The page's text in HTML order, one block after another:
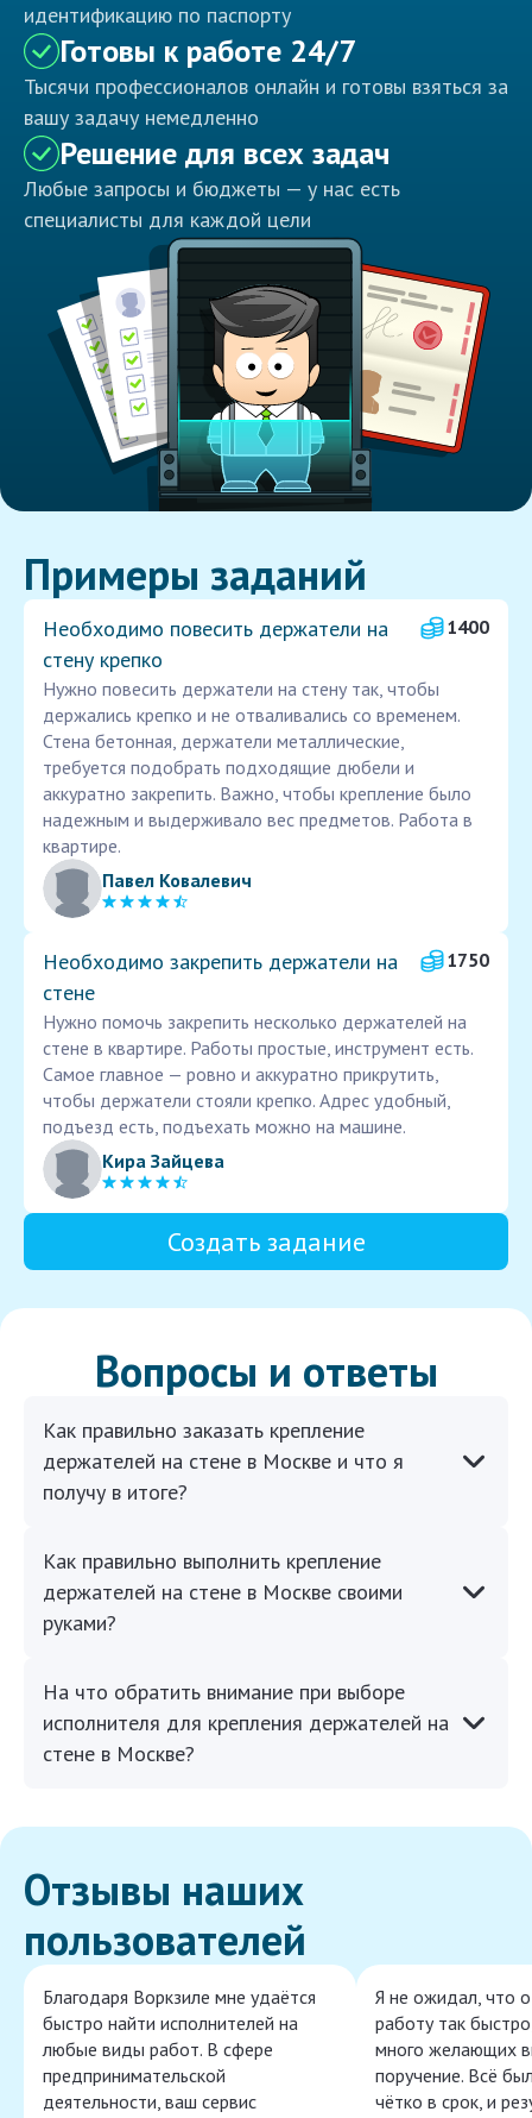
идентификацию по паспорту
Готовы к работе 24/7
Тысячи профессионалов онлайн и готовы взяться за
вашу задачу немедленно
Решение для всех задач
Любые запросы и бюджеты — у нас есть
специалисты для каждой цели
Примеры заданий
Необходимо повесить держатели на
стену крепко
1400
Нужно повесить держатели на стену так, чтобы
держались крепко и не отваливались со временем.
Стена бетонная, держатели металлические,
требуется подобрать подходящие дюбели и
аккуратно закрепить. Важно, чтобы крепление было
надежным и выдерживало вес предметов. Работа в
квартире.
Павел Ковалевич
Необходимо закрепить держатели на
стене
1750
Нужно помочь закрепить несколько держателей на
стене в квартире. Работы простые, инструмент есть.
Самое главное — ровно и аккуратно прикрутить,
чтобы держатели стояли крепко. Адрес удобный,
подъезд есть, подъехать можно на машине.
Кира Зайцева
Создать задание
Вопросы и ответы
Как правильно заказать крепление
держателей на стене в Москве и что я
получу в итоге?
Как правильно выполнить крепление
держателей на стене в Москве своими
руками?
На что обратить внимание при выборе
исполнителя для крепления держателей на
стене в Москве?
Отзывы наших
пользователей
Благодаря Воркзиле мне удаётся
быстро найти исполнителей на
любые виды работ. В сфере
предпринимательской
деятельности, ваш сервис
Я не ожидал, что
работу так
много желающих
поручение. Всё
чётко в срок, и